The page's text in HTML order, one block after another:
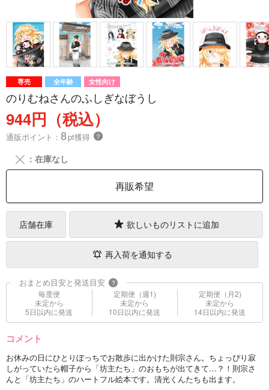
専売 全年齢 女性向け
のりむねさんのふしぎなぼうし
944円（税込）
通販ポイント： 8pt獲得 ？
╳ ：在庫なし
再販希望
店舗在庫 欲しいものリストに追加
再入荷を通知する
おまとめ目安と発送目安 ?
毎度便
未定から
5日以内に発送
定期便（週1)
未定から
10日以内に発送
定期便（月2)
未定から
14日以内に発送
コメント
お休みの日にひとりぼっちでお散歩に出かけた則宗さん。ちょっぴり寂
しがっていたら帽子から「坊主たち」のおもちが出てきて…？！則宗さ
んと「坊主たち」のハートフル絵本です。清光くんたちも出ます。